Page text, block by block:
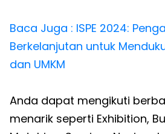
Baca Juga : ISPE 2024:
Berkelanjutan untuk
dan UMKM
Anda dapat mengikuti
menarik seperti Exhibition,